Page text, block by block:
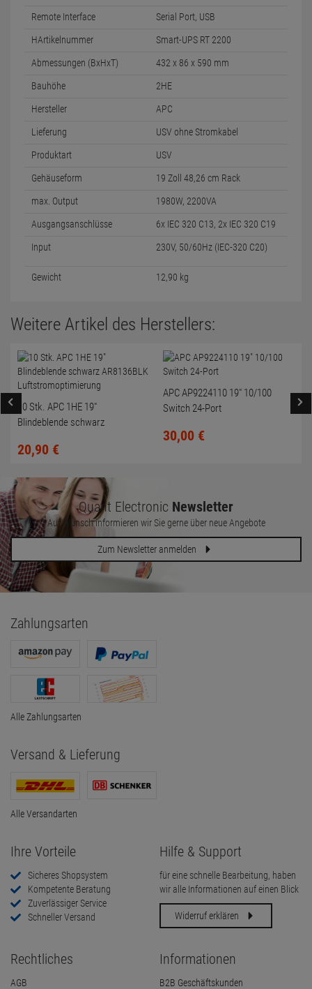
Remote Interface Serial Port, USB
HArtikelnummer Smart-UPS RT 2200
Abmessungen (BxHxT) 432 x 86 x 590 mm
Bauhöhe 2HE
Hersteller APC
Lieferung USV ohne Stromkabel
Produktart USV
Gehäuseform 19 Zoll 48,26 cm Rack
max. Output 1980W, 2200VA
Ausgangsanschlüsse 6x IEC 320 C13, 2x IEC 320 C19
Input 230V, 50/60Hz (IEC-320 C20)
Gewicht 12,90 kg
Weitere Artikel des Herstellers:
10 Stk. APC 1HE 19"
Blindeblende schwarz
Luftstromoptimierung
20,90 €
APC AP9224110 19" 10/100
Switch 24-Port
30,00 €
Quant Electronic Newsletter
Auf Wunsch informieren wir Sie gerne über neue Angebote
Zum Newsletter anmelden
Zahlungsarten
Alle Zahlungsarten
Versand & Lieferung
Alle Versandarten
Ihre Vorteile
Sicheres Shopsystem
Kompetente Beratung
Zuverlässiger Service
Schneller Versand
Hilfe & Support
für eine schnelle Bearbeitung, haben
wir alle Informationen auf einen Blick
Widerruf erklären
Rechtliches
AGB
Informationen
B2B Geschäftskunden